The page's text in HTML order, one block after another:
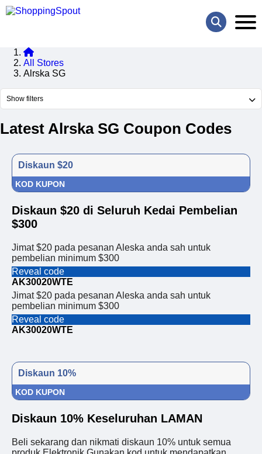
All Stores
Alrska SG
Show filters
Latest Alrska SG Coupon Codes
Diskaun $20
KOD KUPON
Diskaun $20 di Seluruh Kedai Pembelian
$300
Jimat $20 pada pesanan Aleska anda sah untuk
pembelian minimum $300
Reveal code
AK30020WTE
Jimat $20 pada pesanan Aleska anda sah untuk
pembelian minimum $300
Reveal code
AK30020WTE
Diskaun 10%
KOD KUPON
Diskaun 10% Keseluruhan LAMAN
Beli sekarang dan nikmati diskaun 10% untuk semua